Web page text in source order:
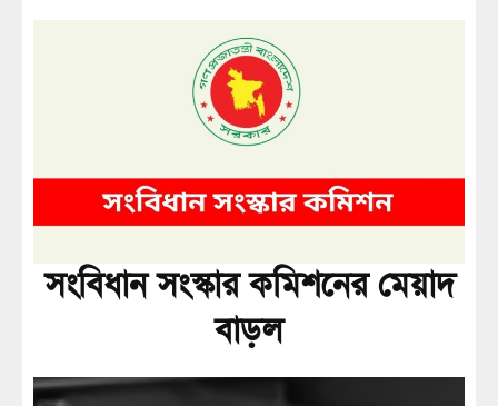
সংবিধান সংস্কার কমিশনের মেয়াদ
বাড়ল